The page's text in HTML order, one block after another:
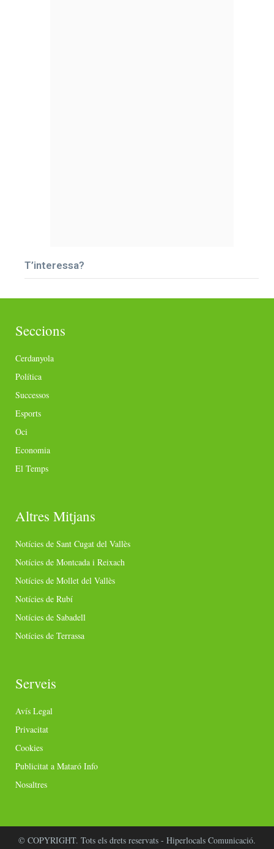
T’interessa?
Seccions
Cerdanyola
Política
Successos
Esports
Oci
Economia
El Temps
Altres Mitjans
Notícies de Sant Cugat del Vallès
Notícies de Montcada i Reixach
Notícies de Mollet del Vallès
Notícies de Rubí
Notícies de Sabadell
Notícies de Terrassa
Serveis
Avís Legal
Privacitat
Cookies
Publicitat a Mataró Info
Nosaltres
© COPYRIGHT. Tots els drets reservats - Hiperlocals Comunicació.